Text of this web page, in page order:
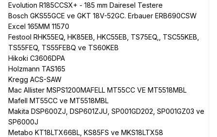
Evolution R185CCSX+ - 185 mm Dairesel Testere
Bosch GKS55GCE ve GKT 18V-52GC. Erbauer ERB690CSW
Excel 165MM 11570
Festool RHK55EQ, HK85EB, HKC55EB, TS75EQ,, TSC55KEB,
TS55FEQ, TS55FEBQ ve TS60KEB
Hikoki C3606DPA
Holzmann TAS165
Kregg ACS-SAW
Mac Allister MSPS1200MAFELL MT55CC VE MT5518MBL
Mafell MT55CC ve MT5518MBL
Makita DSP600ZJ, DSP601ZJU, SP001GD202, SP001GZ03 ve
SP6000J
Metabo KT18LTX66BL, KS85FS ve MKS18LTX58